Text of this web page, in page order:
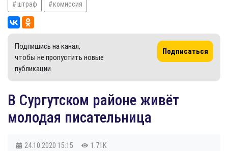
штраф комиссия
Подпишись на канал,
чтобы не пропустить новые
публикации
Подписаться
В Сургутском районе живёт
молодая писательница
24.10.2020 15:15
1.71K